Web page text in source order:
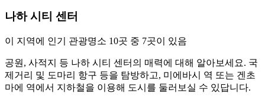
나하 시티 센터
이 지역에 인기 관광명소 10곳 중 7곳이 있음
공원, 사적지 등 나하 시티 센터의 매력에 대해 알아보세요. 국
제거리 및 도마리 항구 등을 탐방하고, 미에바시 역 또는 겐초
마에 역에서 지하철을 이용해 도시를 둘러보실 수 있답니다.